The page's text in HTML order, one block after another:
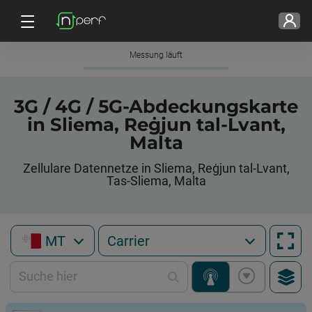
Messung läuft
3G / 4G / 5G-Abdeckungskarte
in Sliema, Reġjun tal-Lvant,
Malta
Zellulare Datennetze in Sliema, Reġjun tal-Lvant,
Tas-Sliema, Malta
MT